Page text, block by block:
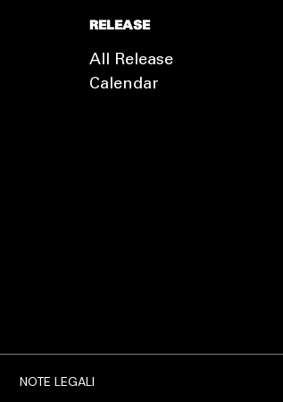
RELEASE
All Release
Calendar
NOTE LEGALI